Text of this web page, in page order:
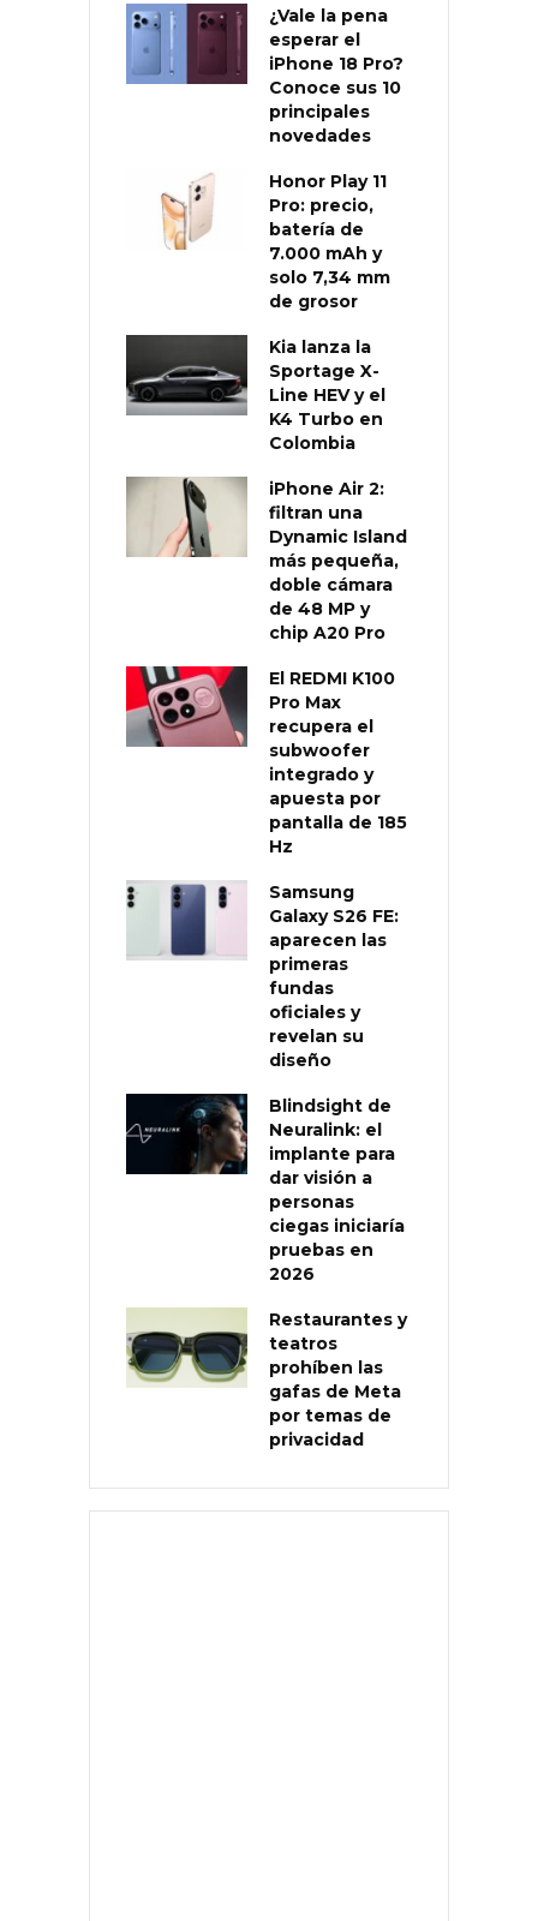
¿Vale la pena
esperar el
iPhone 18 Pro?
Conoce sus 10
principales
novedades
Honor Play 11
Pro: precio,
batería de
7.000 mAh y
solo 7,34 mm
de grosor
Kia lanza la
Sportage X-
Line HEV y el
K4 Turbo en
Colombia
iPhone Air 2:
filtran una
Dynamic Island
más pequeña,
doble cámara
de 48 MP y
chip A20 Pro
El REDMI K100
Pro Max
recupera el
subwoofer
integrado y
apuesta por
pantalla de 185
Hz
Samsung
Galaxy S26 FE:
aparecen las
primeras
fundas
oficiales y
revelan su
diseño
Blindsight de
Neuralink: el
implante para
dar visión a
personas
ciegas iniciaría
pruebas en
2026
Restaurantes y
teatros
prohíben las
gafas de Meta
por temas de
privacidad